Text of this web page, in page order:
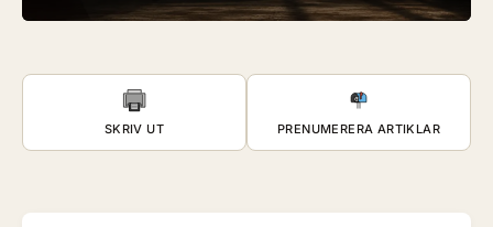
SKRIV UT PRENUMERERA ARTIKLAR